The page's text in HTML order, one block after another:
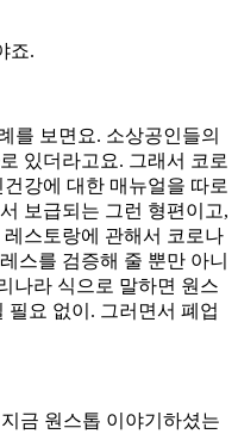
죠.
를 보면요. 소상공인들의
있더라고요. 그래서 코로
강에 대한 매뉴얼을 따로
보급되는 그런 형편이고,
레스토랑에 관해서 코로나
스를 검증해 줄 뿐만 아니
나라 식으로 말하면 원스
요 없이 . 그러면서 폐업
지금 원스톱 이야기하셨는